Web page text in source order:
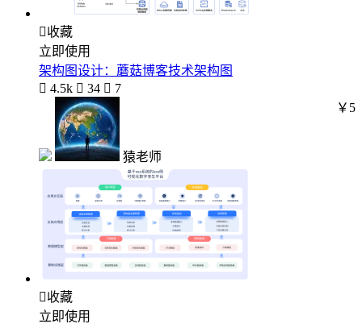
收藏
立即使用
架构图设计：蘑菇博客技术架构图
 4.5k  34  7
猿老师
￥5
收藏
立即使用